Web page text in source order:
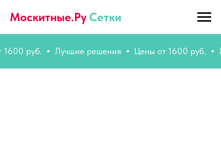
Москитные.Ру Сетки
руб. Лучшие решения Цены от 1600 руб.